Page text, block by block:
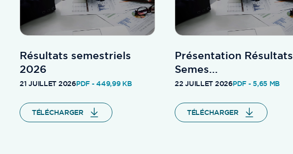
Résultats semestriels
2026
21 JUILLET 2026PDF - 449,99 KB
TÉLÉCHARGER
Présentation Résultats
Semes...
22 JUILLET 2026PDF - 5,65 MB
TÉLÉCHARGER